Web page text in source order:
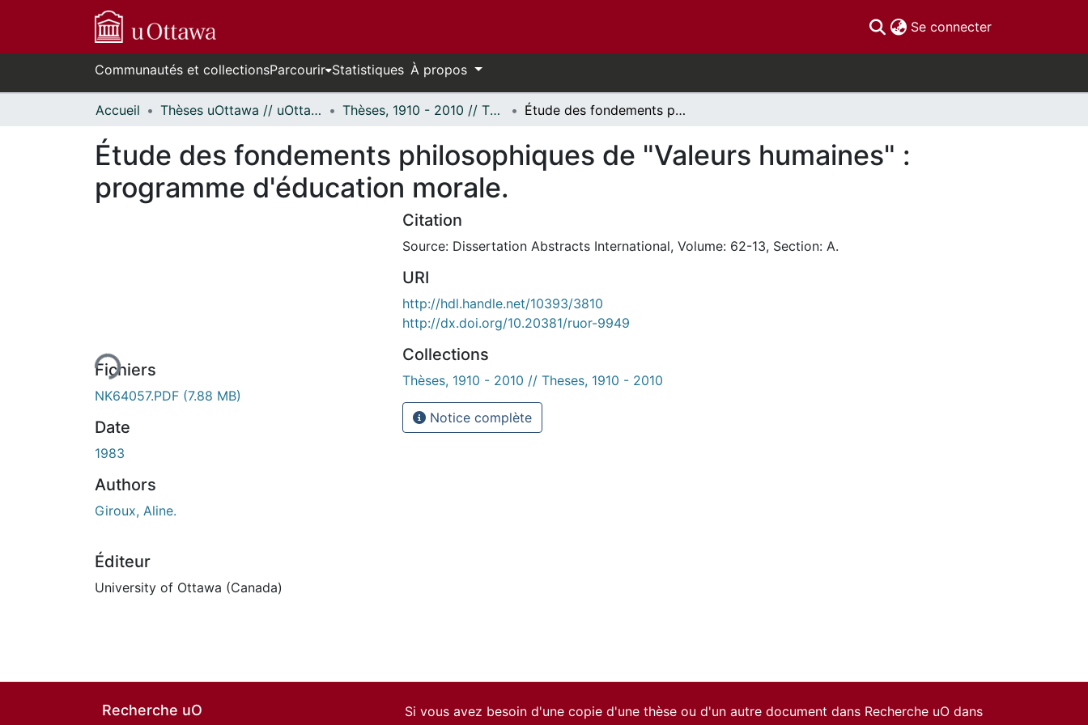
Se connecter(current)
Communautés et collectionsParcourir Statistiques À propos
Accueil Thèses uOttawa // uOttawa Theses Thèses, 1910 - 2010 // Theses, 1910 - 2010 Étude des fondements philosophiques de "Valeurs humaines" : programme d'éducation morale.
Étude des fondements philosophiques de "Valeurs humaines" :
programme d'éducation morale.
de chargement...Fichiers
NK64057.PDF (7.88 MB)
Date
1983
Authors
Giroux, Aline.
Éditeur
University of Ottawa (Canada)
Citation
Source: Dissertation Abstracts International, Volume: 62-13, Section: A.
URI
http://hdl.handle.net/10393/3810
http://dx.doi.org/10.20381/ruor-9949
Collections
Thèses, 1910 - 2010 // Theses, 1910 - 2010
Notice complète
Recherche uO
Si vous avez besoin d'une copie d'une thèse ou d'un autre document dans Recherche uO dans